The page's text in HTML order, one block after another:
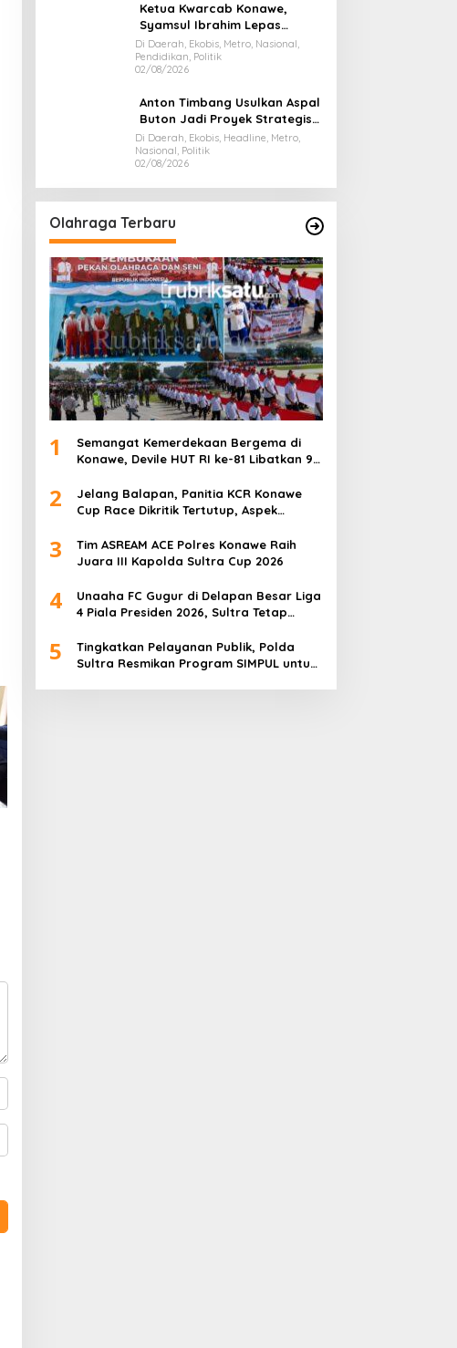
Ketua Kwarcab Konawe,
Syamsul Ibrahim Lepas
Kontingen Jamnas XII 2026
Di Daerah, Ekobis, Metro, Nasional,
Pendidikan, Politik
02/08/2026
Anton Timbang Usulkan Aspal
Buton Jadi Proyek Strategis
Nasional
Di Daerah, Ekobis, Headline, Metro,
Nasional, Politik
02/08/2026
Olahraga Terbaru
1
Semangat Kemerdekaan Bergema di
Konawe, Devile HUT RI ke-81 Libatkan 98
2
Jelang Balapan, Panitia KCR Konawe
Cup Race Dikritik Tertutup, Aspek
3
Tim ASREAM ACE Polres Konawe Raih
Juara III Kapolda Sultra Cup 2026
4
Unaaha FC Gugur di Delapan Besar Liga
4 Piala Presiden 2026, Sultra Tetap
5
Tingkatkan Pelayanan Publik, Polda
Sultra Resmikan Program SIMPUL untuk